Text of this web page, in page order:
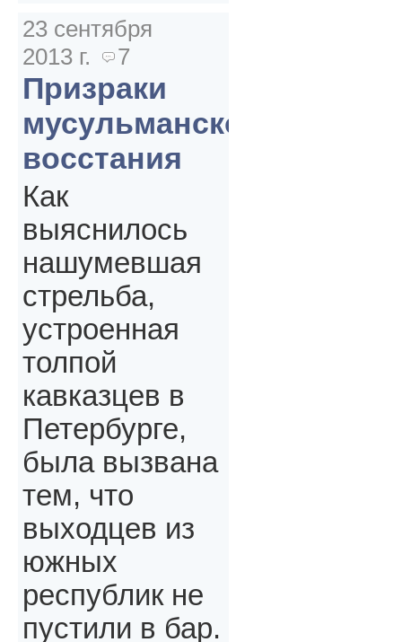
23 сентября
2013 г.
7
Призраки
мусульманского
восстания
Как
выяснилось
нашумевшая
стрельба,
устроенная
толпой
кавказцев в
Петербурге,
была вызвана
тем, что
выходцев из
южных
республик не
пустили в бар.